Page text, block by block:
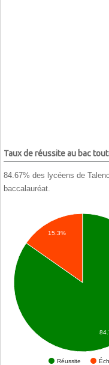
Taux de réussite au bac
84.67% des lycéens de
baccalauréat.
Réussite
15.3%